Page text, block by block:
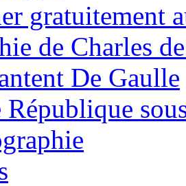
gratuitement
de Charles
De Gaulle
République